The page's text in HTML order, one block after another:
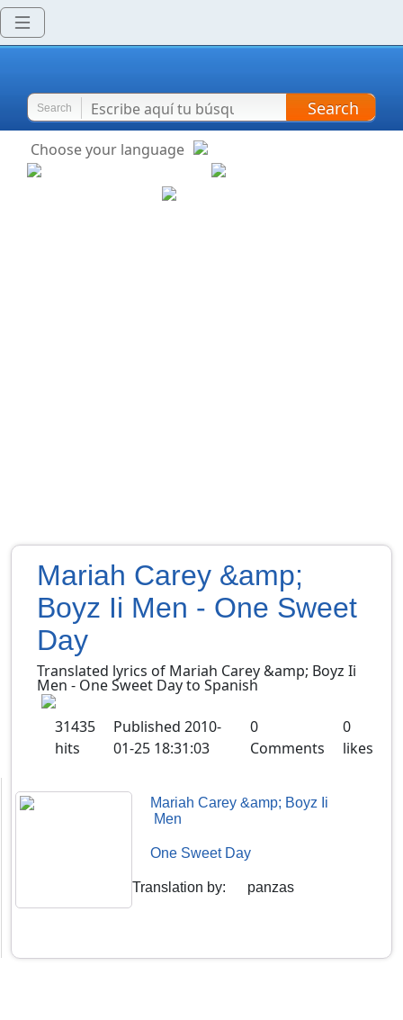
Search Search
Choose your language
Mariah Carey &amp;
Boyz Ii Men - One Sweet
Day
Translated lyrics of Mariah Carey &amp; Boyz Ii
Men - One Sweet Day to Spanish
31435
hits
Published 2010-
01-25 18:31:03
0
Comments
0
likes
Mariah Carey &amp; Boyz Ii
Men
One Sweet Day
Translation by: panzas